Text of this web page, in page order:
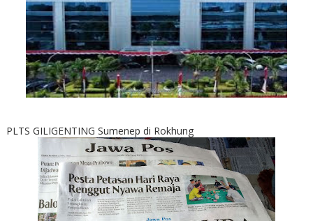
PLTS GILIGENTING Sumenep di Rokhung